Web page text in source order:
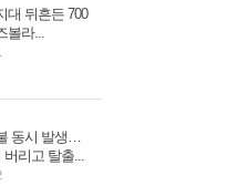
대 뒤흔든 700
볼라...
동시 발생…
버리고 탈출...